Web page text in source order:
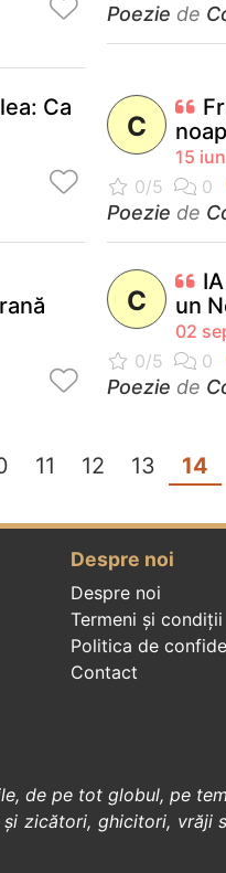
Poezie de
Ca
C
15
Poezie de
C
un
02
Poezie de
11 12 13 14
Despre noi
Despre noi
Termeni și condiții
Politica de
Contact
de pe tot globul, pe
zicători, ghicitori, vrăji